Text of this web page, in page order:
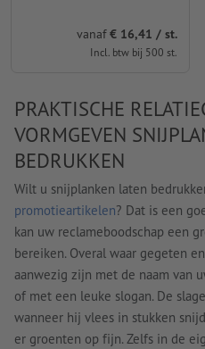
vanaf€ 16,41 / st.
Incl. btw bij 500 st.
PRAKTISCHE
VORMGEVEN
BEDRUKKEN
Wilt u snijplanken laten
promotieartikelen? Dat is een
kan uw reclameboodschap een
bereiken. Overal waar gegeten
aanwezig zijn met de naam van
of met een leuke slogan. De
wanneer hij vlees in stukken
er groenten op fijn. Zelfs in de